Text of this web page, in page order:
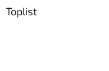
Toplist